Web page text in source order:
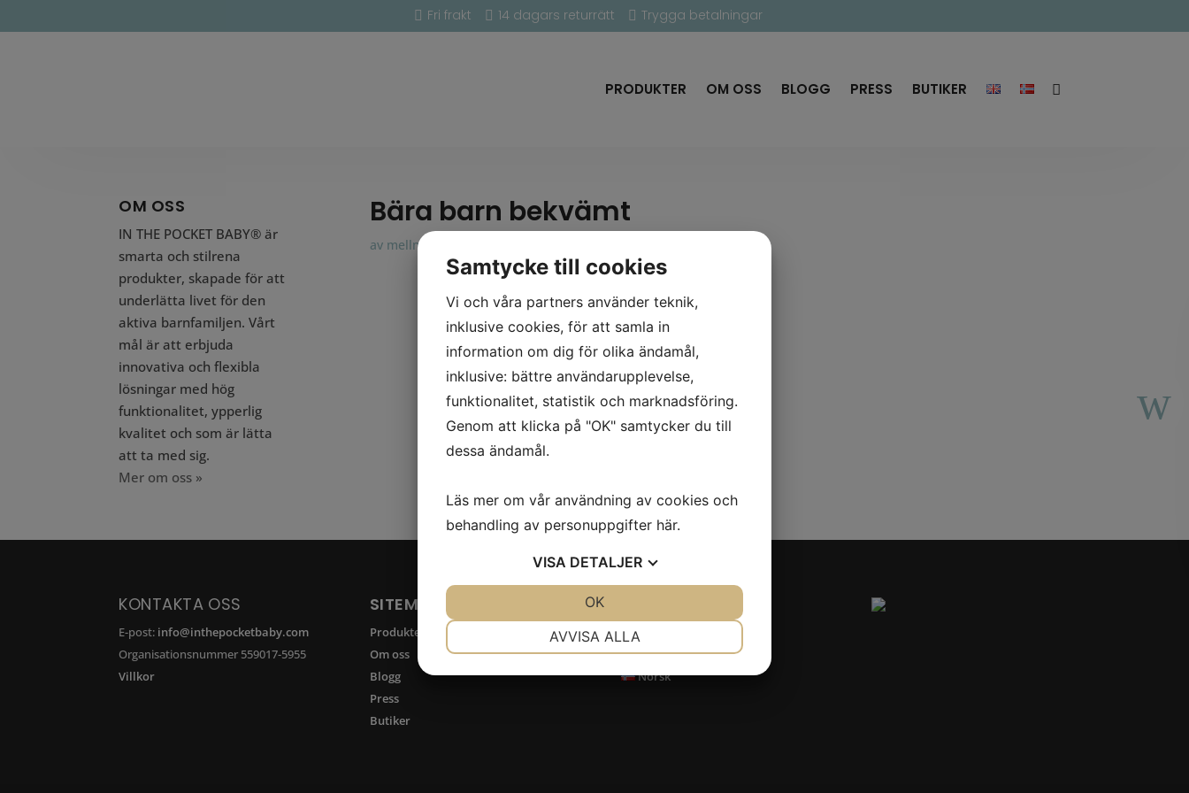
 Fri frakt  14 dagars returrätt  Trygga betalningar
PRODUKTER OM OSS BLOGG PRESS BUTIKER
Bära barn bekvämt
av mellmilla
OM OSS
IN THE POCKET BABY® är
smarta och stilrena
produkter, skapade för att
underlätta livet för den
aktiva barnfamiljen. Vårt
mål är att erbjuda
innovativa och flexibla
lösningar med hög
funktionalitet, ypperlig
kvalitet och som är lätta
att ta med sig.
Mer om oss »
KONTAKTA OSS
E-post: info@inthepocketbaby.com
Organisationsnummer 559017-5955
Villkor
SITEMAP
Produkter
Om oss
Blogg
Press
Butiker
Svenska
Norsk
Samtycke till cookies
Vi och våra partners använder teknik,
inklusive cookies, för att samla in
information om dig för olika ändamål,
inklusive: bättre användarupplevelse,
funktionalitet, statistik och marknadsföring.
Genom att klicka på "OK" samtycker du till
dessa ändamål.
Läs mer om vår användning av cookies och
behandling av personuppgifter här.
VISA DETALJER
AVVISA ALLA
OK